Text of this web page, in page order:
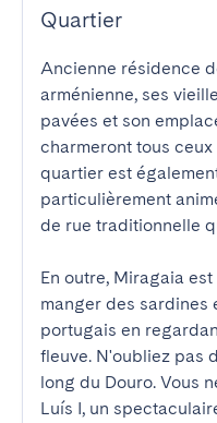
Quartier
Ancienne résidence
arménienne, ses
pavées et son
charmeront tous
quartier est
particulièrement
de rue traditionnelle
En outre, Miragaia
manger des sardines
portugais en
fleuve. N'oubliez pas
long du Douro. Vous
Luís I, un